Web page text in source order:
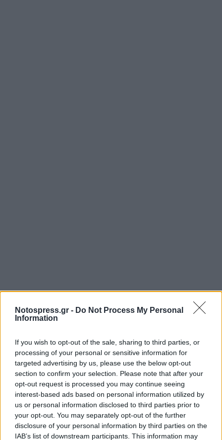
Notospress.gr - Do Not Process My Personal
Information
If you wish to opt-out of the sale, sharing to third parties, or
processing of your personal or sensitive information for
targeted advertising by us, please use the below opt-out
section to confirm your selection. Please note that after your
opt-out request is processed you may continue seeing
interest-based ads based on personal information utilized by
us or personal information disclosed to third parties prior to
your opt-out. You may separately opt-out of the further
disclosure of your personal information by third parties on the
IAB’s list of downstream participants. This information may
Σχετικά Άρθρα